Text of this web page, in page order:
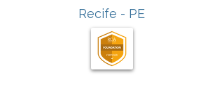
Recife - PE